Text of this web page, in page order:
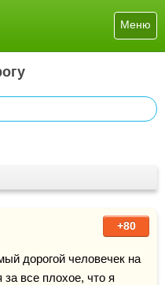
Меню
+80
все плохое, что я